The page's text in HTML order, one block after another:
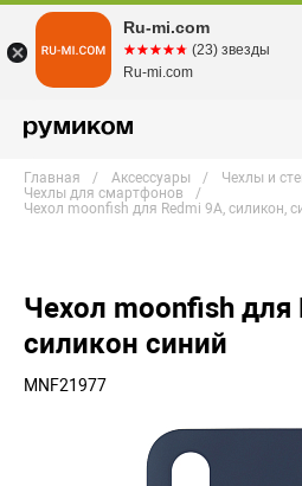
Главная Аксессуары
Чехлы и
Чехлы для смартфонов
Чехол moonfish для Redmi 9A, силикон,
Чехол moonfish для
силикон синий
MNF21977
Ru-mi.com
☆☆☆☆☆
★★★★★ (23) звезды
Ru-mi.com